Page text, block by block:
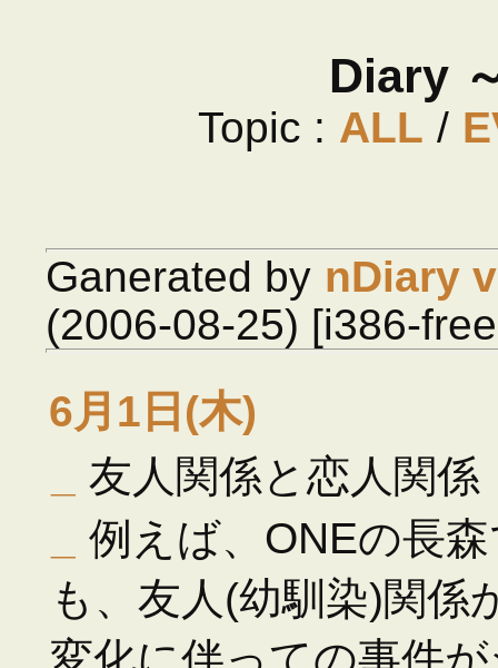
Diary
Topic : ALL /
Ganerated by nDiary
(2006-08-25) [i386-
6月1日(木)
友人関係と恋人関係
例えば、ONEの長
も、友人(幼馴染)関係